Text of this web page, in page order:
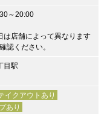
～20:00
店舗によって異なります
認ください。
目駅
イクアウトあり
あり